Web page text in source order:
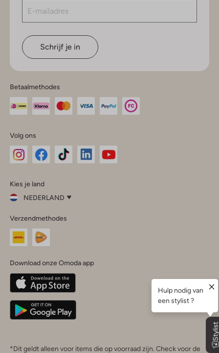
Schrijf je in
Betaalmethodes
Volg ons
InstagramFacebook
Kies je land
NEDERLAND
je
land
Nederland
Belgique(Français)
Deutschland
Verzendmethodes
Download onze Omoda app
*Dit geldt alleen voor items die op voorraad zijn. Check voor de